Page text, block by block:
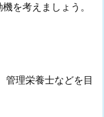
を考えましょう。
管理栄養士などを目